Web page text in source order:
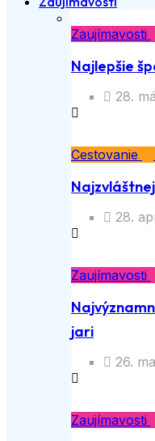
Zaujímavosti
Najlepšie
28.
Cestovanie
28.
Zaujímavosti
jari
26.
Zaujímavosti